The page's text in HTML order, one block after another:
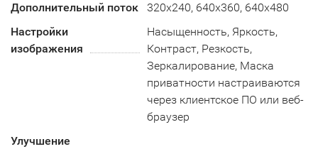
Дополнительный поток
320x240, 640x360, 640x480
Настройки
изображения
Насыщенность, Яркость,
Контраст, Резкость,
Зеркалирование, Маска
приватности настраиваются
через клиентское ПО или веб-
браузер
Улучшение